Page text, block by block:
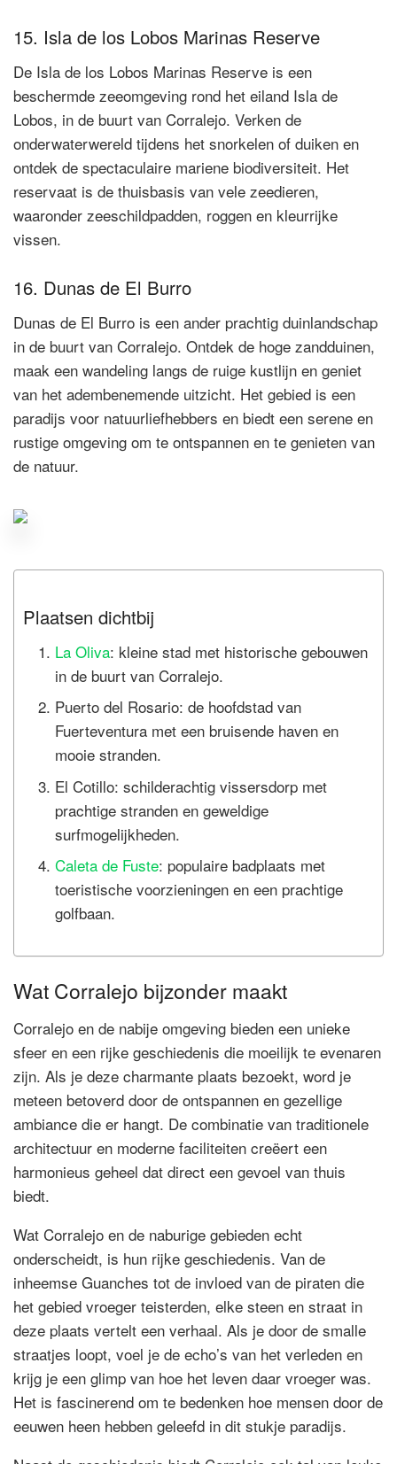
15. Isla de los Lobos Marinas Reserve
De Isla de los Lobos Marinas Reserve is een
beschermde zeeomgeving rond het eiland Isla de
Lobos, in de buurt van Corralejo. Verken de
onderwaterwereld tijdens het snorkelen of duiken en
ontdek de spectaculaire mariene biodiversiteit. Het
reservaat is de thuisbasis van vele zeedieren,
waaronder zeeschildpadden, roggen en kleurrijke
vissen.
16. Dunas de El Burro
Dunas de El Burro is een ander prachtig duinlandschap
in de buurt van Corralejo. Ontdek de hoge zandduinen,
maak een wandeling langs de ruige kustlijn en geniet
van het adembenemende uitzicht. Het gebied is een
paradijs voor natuurliefhebbers en biedt een serene en
rustige omgeving om te ontspannen en te genieten van
de natuur.
Plaatsen dichtbij
La Oliva: kleine stad met historische gebouwen
in de buurt van Corralejo.
Puerto del Rosario: de hoofdstad van
Fuerteventura met een bruisende haven en
mooie stranden.
El Cotillo: schilderachtig vissersdorp met
prachtige stranden en geweldige
surfmogelijkheden.
Caleta de Fuste: populaire badplaats met
toeristische voorzieningen en een prachtige
golfbaan.
Wat Corralejo bijzonder maakt
Corralejo en de nabije omgeving bieden een unieke
sfeer en een rijke geschiedenis die moeilijk te evenaren
zijn. Als je deze charmante plaats bezoekt, word je
meteen betoverd door de ontspannen en gezellige
ambiance die er hangt. De combinatie van traditionele
architectuur en moderne faciliteiten creëert een
harmonieus geheel dat direct een gevoel van thuis
biedt.
Wat Corralejo en de naburige gebieden echt
onderscheidt, is hun rijke geschiedenis. Van de
inheemse Guanches tot de invloed van de piraten die
het gebied vroeger teisterden, elke steen en straat in
deze plaats vertelt een verhaal. Als je door de smalle
straatjes loopt, voel je de echo’s van het verleden en
krijg je een glimp van hoe het leven daar vroeger was.
Het is fascinerend om te bedenken hoe mensen door de
eeuwen heen hebben geleefd in dit stukje paradijs.